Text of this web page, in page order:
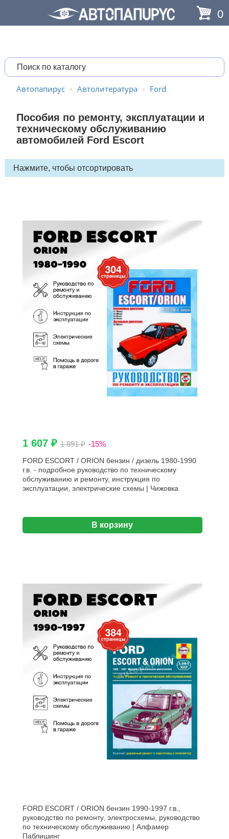
0
Автопапирус Автолитература Ford
Пособия по ремонту, эксплуатации и
техническому обслуживанию
автомобилей Ford Escort
1 607 ₽ 1 891 ₽ -15%
FORD ESCORT / ORION бензин / дизель 1980-1990
г.в. - подробное руководство по техническому
обслуживанию и ремонту, инструкция по
эксплуатации, электрические схемы | Чижовка
В корзину
FORD ESCORT / ORION бензин 1990-1997 г.в.,
руководство по ремонту, электросхемы, руководство
по техническому обслуживанию | Алфамер
Паблишинг